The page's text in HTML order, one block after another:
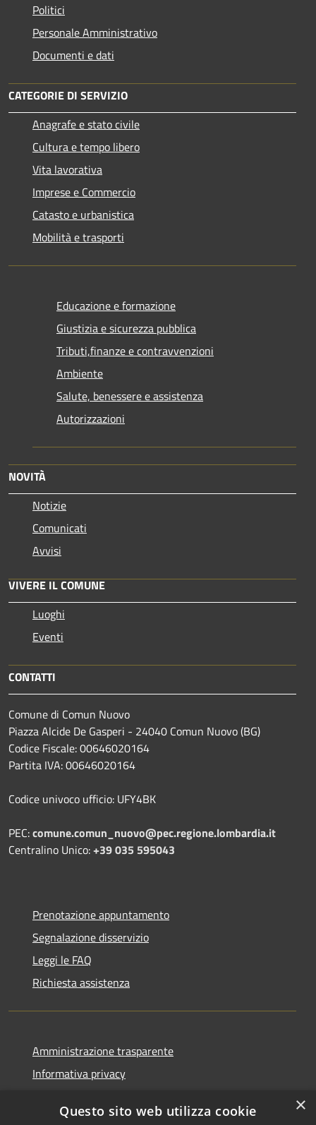
Politici
Personale Amministrativo
Documenti e dati
CATEGORIE DI SERVIZIO
Anagrafe e stato civile
Cultura e tempo libero
Vita lavorativa
Imprese e Commercio
Catasto e urbanistica
Mobilità e trasporti
Educazione e formazione
Giustizia e sicurezza pubblica
Tributi,finanze e contravvenzioni
Ambiente
Salute, benessere e assistenza
Autorizzazioni
NOVITÀ
Notizie
Comunicati
Avvisi
VIVERE IL COMUNE
Luoghi
Eventi
CONTATTI
Comune di Comun Nuovo
Piazza Alcide De Gasperi - 24040 Comun Nuovo (BG)
Codice Fiscale: 00646020164
Partita IVA: 00646020164
Codice univoco ufficio: UFY4BK
PEC:comune.comun_nuovo@pec.regione.lombardia.it
Centralino Unico:+39 035 595043
Prenotazione appuntamento
Segnalazione disservizio
Leggi le FAQ
Richiesta assistenza
Amministrazione trasparente
Informativa privacy
Dichiarazione di accessibilità
×
Questo sito web utilizza cookie